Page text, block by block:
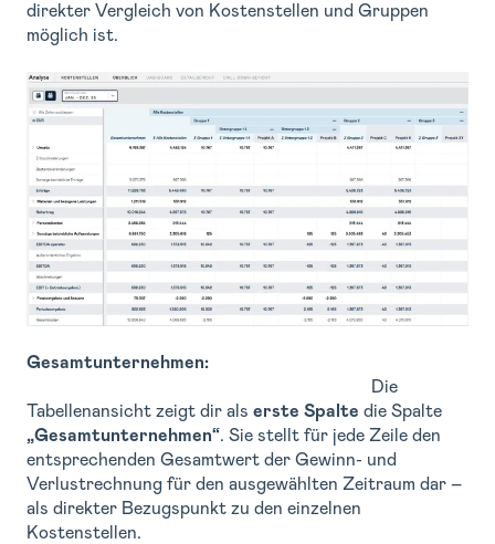
direkter Vergleich von Kostenstellen und Gruppen
möglich ist.
Gesamtunternehmen:
Die
Tabellenansicht zeigt dir als erste Spalte die Spalte
„Gesamtunternehmen“. Sie stellt für jede Zeile den
entsprechenden Gesamtwert der Gewinn- und
Verlustrechnung für den ausgewählten Zeitraum dar –
als direkter Bezugspunkt zu den einzelnen
Kostenstellen.